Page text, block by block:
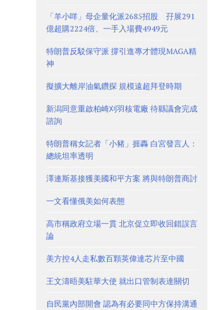
「羊小咩」母企量化派2685招股 孖展291
億超購2224倍、一手入場費4949元
特朗普反駁保守派 撐引進專才體現MAGA精
神
擬擴大離岸油氣鑽探 規模遠超拜登時期
新潟同意重啟柏崎刈羽核電廠 待縣議會完成
諮詢
特朗普稱女記者「小豬」捱轟 白宮發言人：
總統坦率透明
澤連斯基接獲美國和平方案 將與特朗普商討
一文看懂俄美如何表態
高市稱政府立場一貫 北京促立即收回錯誤言
論
美方控4人走私數百顆英偉達芯片至中國
王文濤晤美駐華大使 就出口管制表達關切
自民黨內部開會 認為有必要同中方保持溝通